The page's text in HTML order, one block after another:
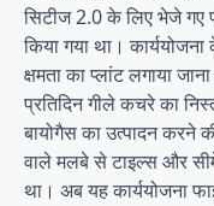
सिटीज 2.0 के लिए भेजे
किया गया था।
क्षमता का प्लांट लगाया
प्रतिदिन गीले कचरे का
बायोगैस का उत्पादन करने
वाले मलबे से टाइल्स और
था। अब यह कार्ययोजना